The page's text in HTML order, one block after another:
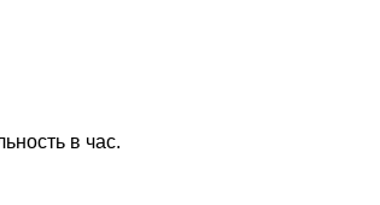
в час.